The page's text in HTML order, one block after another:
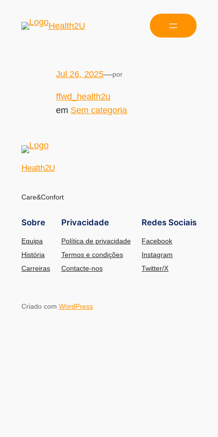
Health2U
Jul 26, 2025—por
ffwd_health2u
em Sem categoria
Health2U
Care&Confort
Sobre
Equipa
História
Carreiras
Privacidade
Política de privacidade
Termos e condições
Contacte-nos
Redes Sociais
Facebook
Instagram
Twitter/X
Criado com WordPress